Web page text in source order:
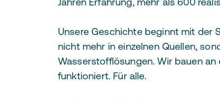
Unsere Geschichte beginnt mit der
nicht mehr in einzelnen Quellen,
Wasserstofflösungen. Wir bauen
funktioniert. Für alle.